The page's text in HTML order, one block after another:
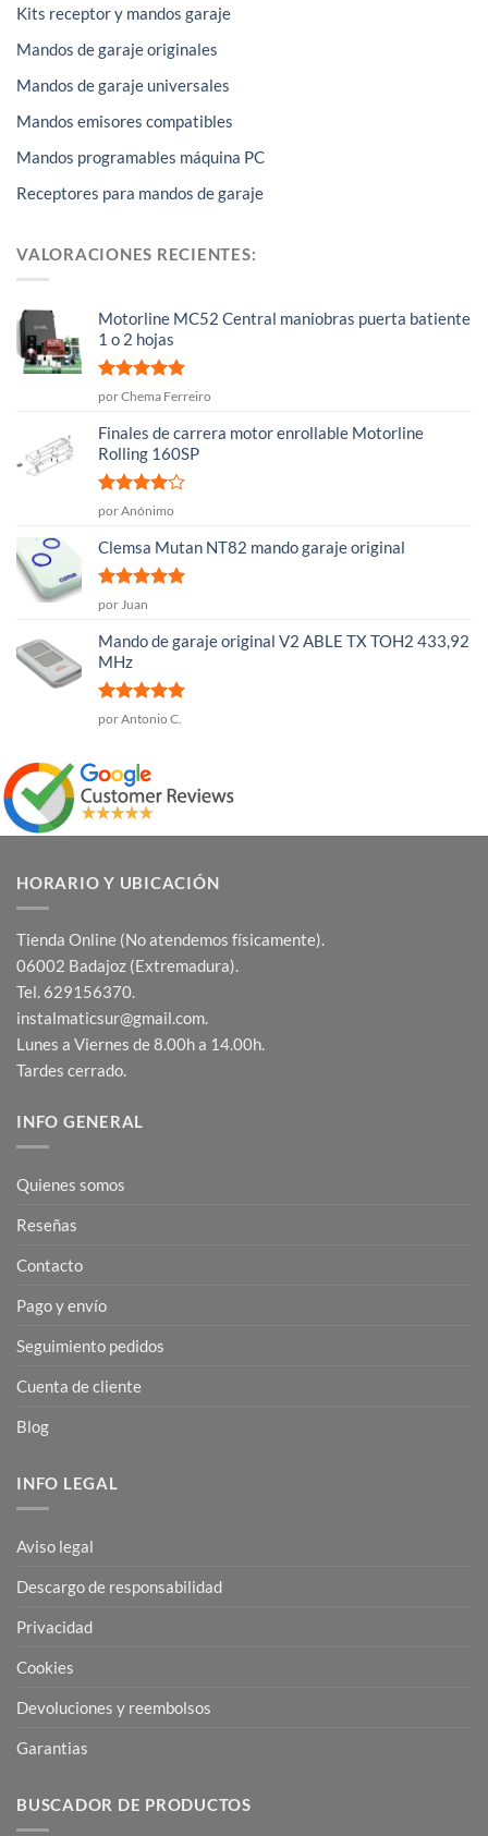
Kits receptor y mandos garaje
Mandos de garaje originales
Mandos de garaje universales
Mandos emisores compatibles
Mandos programables máquina PC
Receptores para mandos de garaje
VALORACIONES RECIENTES:
Motorline MC52 Central maniobras puerta batiente
1 o 2 hojas
Valorado
por Chema Ferreiro
Finales de carrera motor enrollable Motorline
Rolling 160SP
Valorado
5
por Anónimo
Clemsa Mutan NT82 mando garaje original
Valorado
por Juan
Mando de garaje original V2 ABLE TX TOH2 433,92
MHz
Valorado
por Antonio C.
HORARIO Y UBICACIÓN
Tienda Online (No atendemos físicamente).
06002 Badajoz (Extremadura).
Tel. 629156370.
instalmaticsur@gmail.com.
Lunes a Viernes de 8.00h a 14.00h.
Tardes cerrado.
INFO GENERAL
Quienes somos
Reseñas
Contacto
Pago y envío
Seguimiento pedidos
Cuenta de cliente
Blog
INFO LEGAL
Aviso legal
Descargo de responsabilidad
Privacidad
Cookies
Devoluciones y reembolsos
Garantias
BUSCADOR DE PRODUCTOS